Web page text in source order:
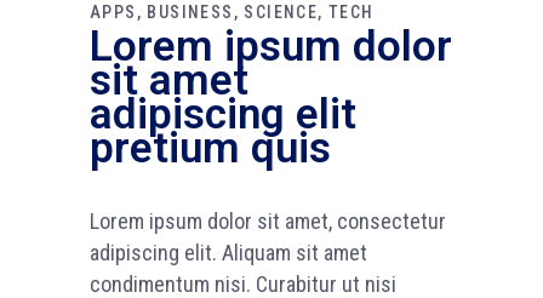
APPS
BUSINESS SCIENCE TECH
Lorem ipsum dolor
sit amet
adipiscing elit
pretium quis
Lorem ipsum dolor sit amet, consectetur
adipiscing elit. Aliquam sit amet
condimentum nisi. Curabitur ut nisi